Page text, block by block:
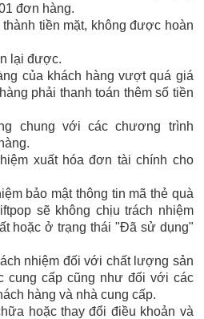
đơn hàng.
tiền mặt, không được hoàn
lại được.
của khách hàng vượt quá giá
phải thanh toán thêm số tiền
chung với các chương trình
xuất hóa đơn tài chính cho
bảo mật thông tin mã thẻ quà
sẽ không chịu trách nhiệm
hoặc ở trạng thái "Đã sử dụng"
nhiệm đối với chất lượng sản
cung cấp cũng như đối với các
hàng và nhà cung cấp.
hoặc thay đổi điều khoản và